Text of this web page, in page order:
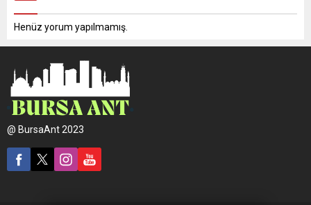
Henüz yorum yapılmamış.
@ BursaAnt 2023